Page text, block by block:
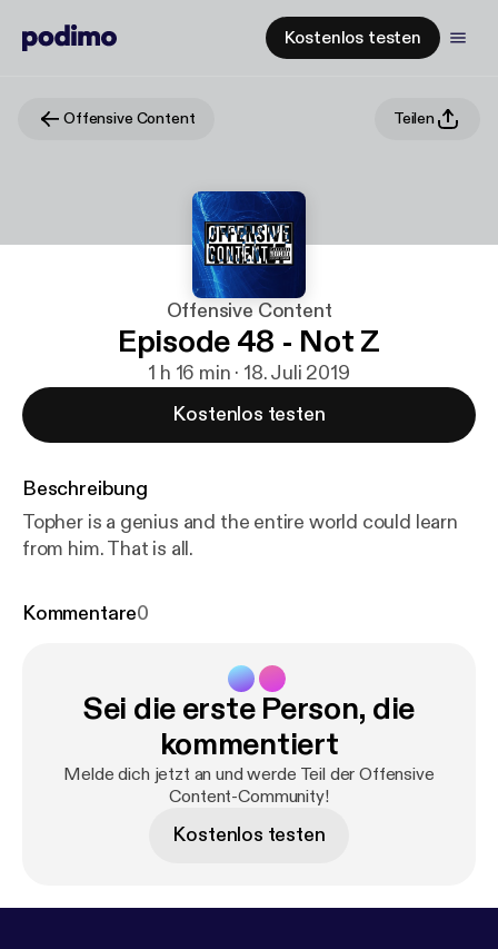
Kostenlos testen
Offensive Content Teilen
Offensive Content
Episode 48 - Not Z
1 h 16 min · 18. Juli 2019
Kostenlos testen
Beschreibung
Topher is a genius and the entire world could learn
from him. That is all.
Kommentare0
Sei die erste Person, die
kommentiert
Melde dich jetzt an und werde Teil der Offensive
Content-Community!
Kostenlos testen